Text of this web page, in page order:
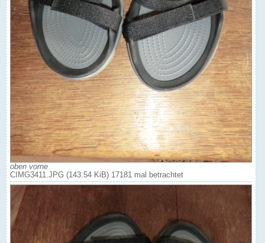
oben vorne
CIMG3411.JPG (143.54 KiB) 17181 mal betrachtet